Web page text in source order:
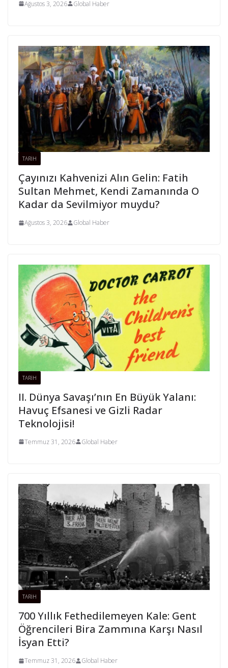
Ağustos 3, 2026 Global Haber
TARİH
Çayınızı Kahvenizi Alın Gelin: Fatih
Sultan Mehmet, Kendi Zamanında O
Kadar da Sevilmiyor muydu?
Ağustos 3, 2026 Global Haber
TARİH
II. Dünya Savaşı’nın En Büyük Yalanı:
Havuç Efsanesi ve Gizli Radar
Teknolojisi!
Temmuz 31, 2026 Global Haber
TARİH
700 Yıllık Fethedilemeyen Kale: Gent
Öğrencileri Bira Zammına Karşı Nasıl
İsyan Etti?
Temmuz 31, 2026 Global Haber